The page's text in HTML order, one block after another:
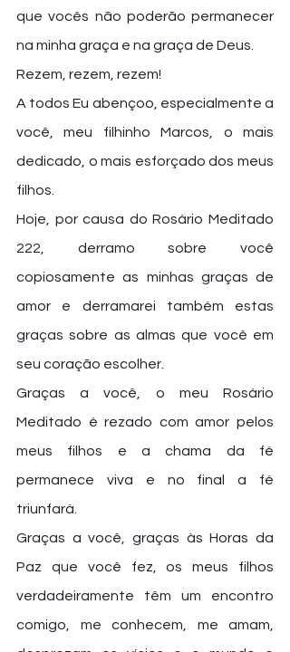
que vocês não poderão permanecer
na minha graça e na graça de Deus.
Rezem, rezem, rezem!
A todos Eu abençoo, especialmente a
você, meu filhinho Marcos, o mais
dedicado, o mais esforçado dos meus
filhos.
Hoje, por causa do Rosário Meditado
222, derramo sobre você
copiosamente as minhas graças de
amor e derramarei também estas
graças sobre as almas que você em
seu coração escolher.
Graças a você, o meu Rosário
Meditado é rezado com amor pelos
meus filhos e a chama da fé
permanece viva e no final a fé
triunfará.
Graças a você, graças às Horas da
Paz que você fez, os meus filhos
verdadeiramente têm um encontro
comigo, me conhecem, me amam,